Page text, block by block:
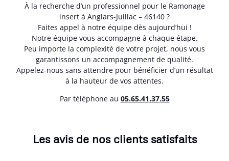
À la recherche d’un professionnel pour le Ramonage
insert à Anglars-Juillac – 46140 ?
Faites appel à notre équipe dès aujourd’hui !
Notre équipe vous accompagne à chaque étape.
Peu importe la complexité de votre projet, nous vous
garantissons un accompagnement de qualité.
Appelez-nous sans attendre pour bénéficier d’un résultat
à la hauteur de vos attentes.
Par téléphone au 05.65.41.37.55
Les avis de nos clients satisfaits